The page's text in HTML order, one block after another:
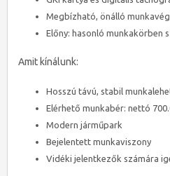
Megbízható, önálló
Előny: hasonló munkakörben
Amit kínálunk:
Hosszú távú, stabil
Elérhető munkabér: nettó
Modern járműpark
Bejelentett munkaviszony
Vidéki jelentkezők számára